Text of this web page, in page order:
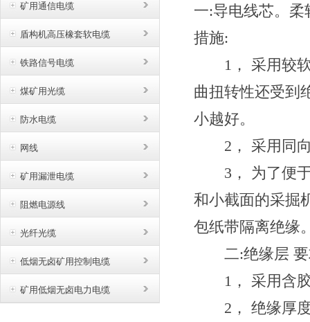
矿用通信电缆
盾构机高压橡套软电缆
铁路信号电缆
煤矿用光缆
防水电缆
网线
矿用漏泄电缆
阻燃电源线
光纤光缆
低烟无卤矿用控制电缆
矿用低烟无卤电力电缆
一:导电线芯。
措施:
1 ，
采用较
曲扭转性还受到
小越好。
2 ，
采用同
3 ，
为了便
和小截面的采掘
包纸带隔离绝缘
二:绝缘层
1 ，
采用含
2 ， 绝缘厚